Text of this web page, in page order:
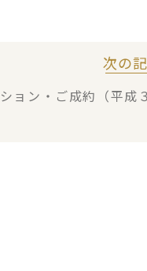
次の
ョン・ご成約（平成